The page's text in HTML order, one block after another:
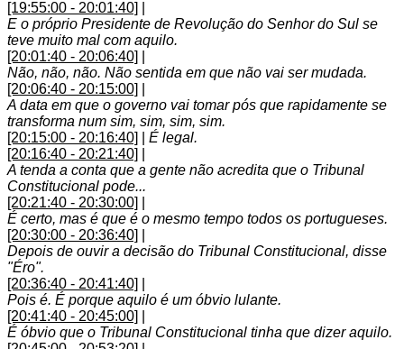
[19:55:00 - 20:01:40]
E o próprio Presidente de Revolução do Senhor do Sul se
teve muito mal com aquilo.
[20:01:40 - 20:06:40]
Não, não, não. Não sentida em que não vai ser mudada.
[20:06:40 - 20:15:00]
A data em que o governo vai tomar pós que rapidamente se
transforma num sim, sim, sim, sim.
[20:15:00 - 20:16:40]
É legal.
[20:16:40 - 20:21:40]
A tenda a conta que a gente não acredita que o Tribunal
Constitucional pode...
[20:21:40 - 20:30:00]
É certo, mas é que é o mesmo tempo todos os portugueses.
[20:30:00 - 20:36:40]
Depois de ouvir a decisão do Tribunal Constitucional, disse
"Éro".
[20:36:40 - 20:41:40]
Pois é. É porque aquilo é um óbvio lulante.
[20:41:40 - 20:45:00]
É óbvio que o Tribunal Constitucional tinha que dizer aquilo.